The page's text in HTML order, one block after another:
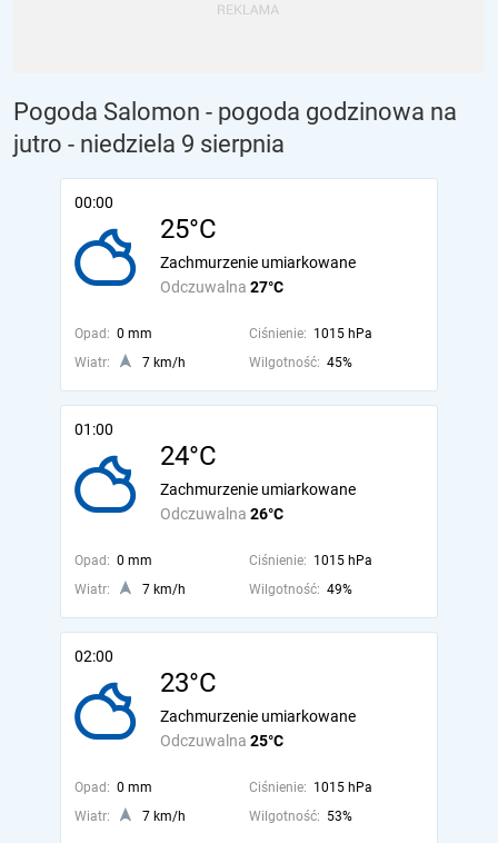
Pogoda Salomon - pogoda godzinowa na
jutro - niedziela 9 sierpnia
00:00
25°C
Odczuwalna 27°C
Zachmurzenie umiarkowane
Opad: 0 mm Ciśnienie: 1015 hPa
Wiatr:
7 km/h Wilgotność: 45%
01:00
24°C
Odczuwalna 26°C
Zachmurzenie umiarkowane
Opad: 0 mm Ciśnienie: 1015 hPa
Wiatr:
7 km/h Wilgotność: 49%
02:00
23°C
Odczuwalna 25°C
Zachmurzenie umiarkowane
Opad: 0 mm Ciśnienie: 1015 hPa
Wiatr:
7 km/h Wilgotność: 53%